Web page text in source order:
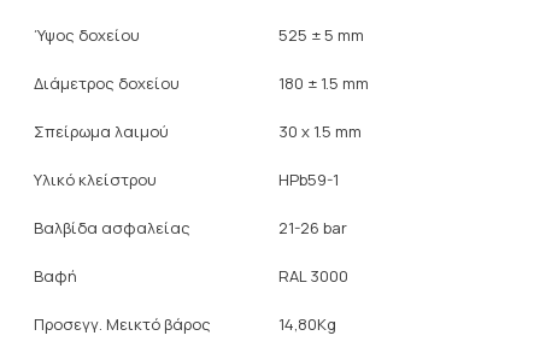
Ύψος δοχείου 525 ± 5 mm
Διάμετρος δοχείου 180 ± 1.5 mm
Σπείρωμα λαιμού 30 x 1.5 mm
Υλικό κλείστρου HPb59-1
Βαλβίδα ασφαλείας 21-26 bar
Βαφή RAL 3000
Προσεγγ. Μεικτό βάρος 14,80Kg